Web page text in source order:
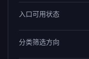
入口可用状态
分类筛选方向